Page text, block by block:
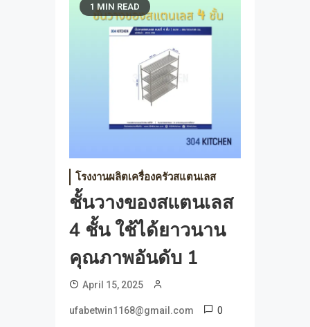
1 MIN READ
โรงงานผลิตเครื่องครัวสแตนเลส
ชั้นวางของสแตนเลส
4 ชั้น ใช้ได้ยาวนาน
คุณภาพอันดับ 1
April 15, 2025
ufabetwin1168@gmail.com 0